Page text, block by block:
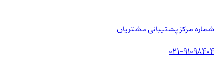
شماره مرکز پشتیبانی مشتریان
021-91098404